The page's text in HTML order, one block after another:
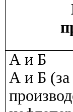
А и Б
А и Б